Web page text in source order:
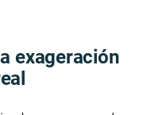
exageración